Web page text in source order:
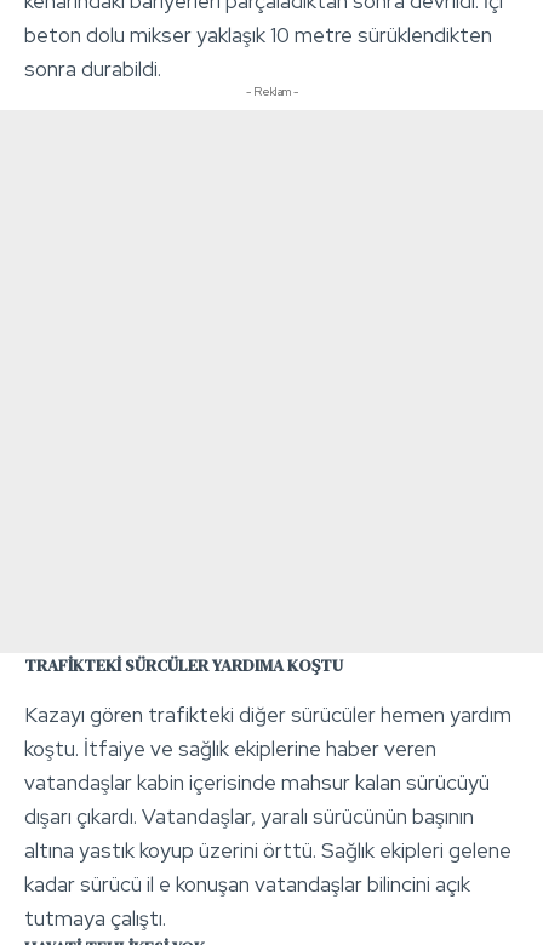
beton dolu mikser yaklaşık 10 metre sürüklendikten
sonra durabildi.
- Reklam -
TRAFİKTEKİ SÜRCÜLER YARDIMA KOŞTU
Kazayı gören trafikteki diğer sürücüler hemen yardım
koştu. İtfaiye ve sağlık ekiplerine haber veren
vatandaşlar kabin içerisinde mahsur kalan sürücüyü
dışarı çıkardı. Vatandaşlar, yaralı sürücünün başının
altına yastık koyup üzerini örttü. Sağlık ekipleri gelene
kadar sürücü il e konuşan vatandaşlar bilincini açık
tutmaya çalıştı.